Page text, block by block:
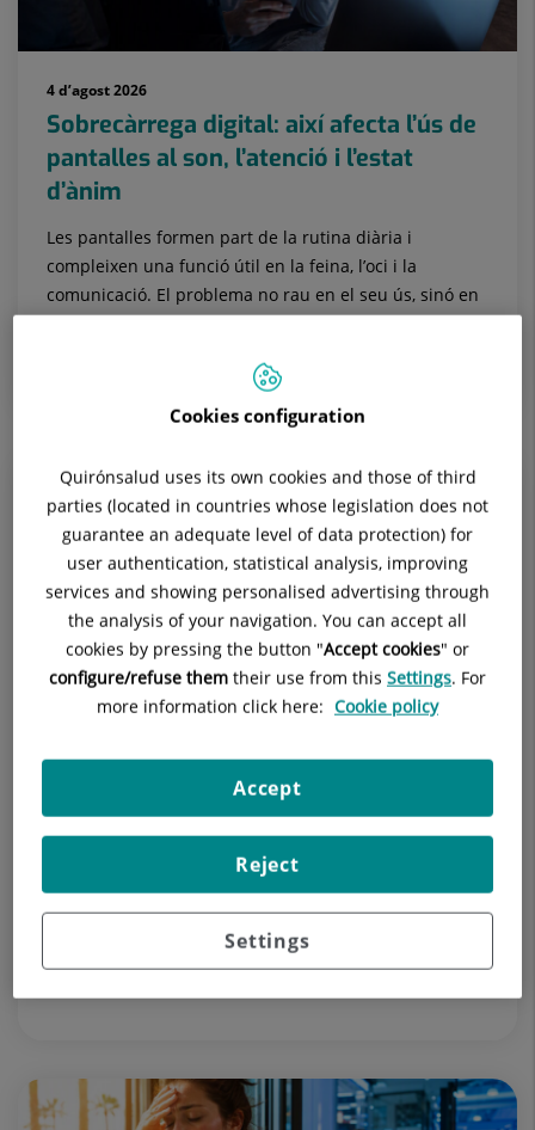
4 d’agost 2026
Sobrecàrrega digital: així afecta l’ús de
pantalles al son, l’atenció i l’estat
d’ànim
Les pantalles formen part de la rutina diària i
compleixen una funció útil en la feina, l’oci i la
comunicació. El problema no rau en el seu ús, sinó en
com s’utilitzen i en...
29 de juliol 2026
platja: senyals de què pot ser otitis i
quan acudir al pediatre
A l’estiu, els banys en piscines i platges formen part
del dia a dia de moltes famílies. Els nens passen més
temps a l’aigua, se submergeixen, juguen i repeteixen
Pediatria i les seves Àrees Específiques
Cookies configuration
Quirónsalud uses its own cookies and those of third
parties (located in countries whose legislation does not
guarantee an adequate level of data protection) for
user authentication, statistical analysis, improving
services and showing personalised advertising through
the analysis of your navigation. You can accept all
cookies by pressing the button "Accept cookies" or
configure/refuse them their use from this Settings. For
more information click here: Cookie policy
Settings
Reject
Accept